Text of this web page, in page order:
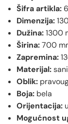
Šifra artikla:
Dimenzija:
Dužina:1300
Širina:700
Zapremina:
Materijal:
Oblik:
Boja: bela
Orijentacija:
Mogućnost